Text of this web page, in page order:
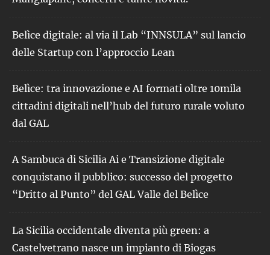
Belìce digitale: al via il Lab “INNSULA” sul lancio
delle Startup con l’approccio Lean
Belìce: tra innovazione e AI formati oltre 10mila
cittadini digitali nell’hub del futuro rurale voluto
dal GAL
A Sambuca di Sicilia Ai e Transizione digitale
conquistano il pubblico: successo del progetto
“Dritto al Punto” del GAL Valle del Belìce
La Sicilia occidentale diventa più green: a
Castelvetrano nasce un impianto di Biogas